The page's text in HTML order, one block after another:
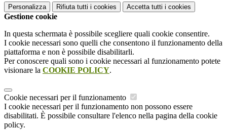
Personalizza Rifiuta tutti i cookies Accetta tutti i cookies
Gestione cookie
In questa schermata è possibile scegliere quali cookie consentire.
I cookie necessari sono quelli che consentono il funzionamento della
piattaforma e non è possibile disabilitarli.
Per conoscere quali sono i cookie necessari al funzionamento potete
visionare la COOKIE POLICY.
Cookie necessari per il funzionamento
I cookie necessari per il funzionamento non possono essere
disabilitati. È possibile consultare l'elenco nella pagina della cookie
policy.